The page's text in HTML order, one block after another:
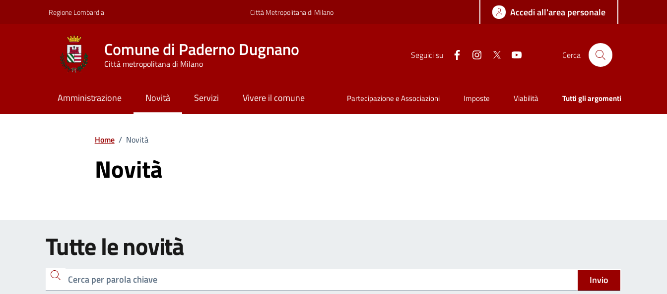
Regione Lombardia Città Metropolitana di Milano Accedi all'area personale
Comune di Paderno Dugnano
Città metropolitana di Milano
Seguici su Facebook InstagramTwitter Cerca
Amministrazione Novità Servizi Vivere il comune Partecipazione e Associazioni Imposte Viabilità Tutti gli argomenti
Home / Novità
Novità
Tutte le novità
Cerca una parola chiave
Invio